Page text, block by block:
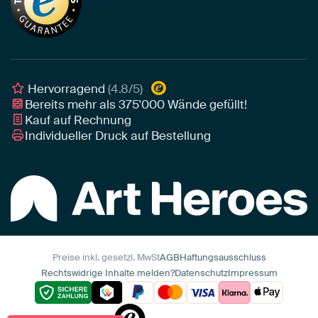
Leinwand
Leinwand für draußen
Tipps von unseren Botschaftern
Individuelle Einrichtungsberatung
Botschafter
Awards und Preise
Art Heroes App
Hervorragend(4.8/5)
Bereits mehr als375'000Wände gefüllt!
Kauf auf Rechnung
Individueller Druck auf Bestellung
Preise inkl. gesetzl. MwStAGBHaftungsausschluss
Rechtswidrige Inhalte melden?DatenschutzImpressum